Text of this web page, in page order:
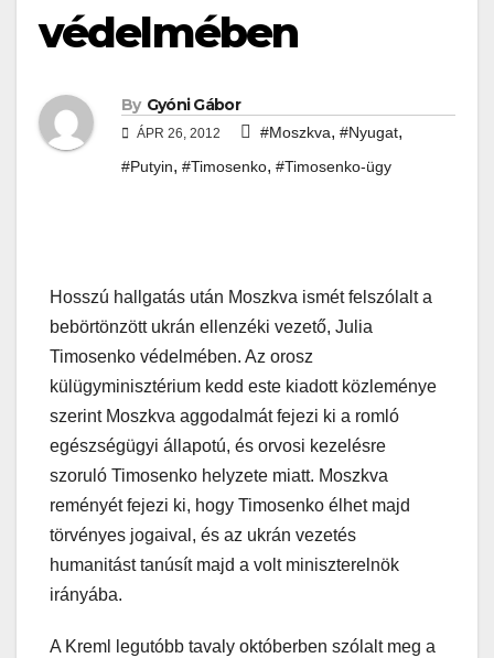
védelmében
By Gyóni Gábor
ÁPR 26, 2012 #Moszkva, #Nyugat,
#Putyin, #Timosenko, #Timosenko-ügy
Hosszú hallgatás után Moszkva ismét felszólalt a
bebörtönzött ukrán ellenzéki vezető, Julia
Timosenko védelmében. Az orosz
külügyminisztérium kedd este kiadott közleménye
szerint Moszkva aggodalmát fejezi ki a romló
egészségügyi állapotú, és orvosi kezelésre
szoruló Timosenko helyzete miatt. Moszkva
reményét fejezi ki, hogy Timosenko élhet majd
törvényes jogaival, és az ukrán vezetés
humanitást tanúsít majd a volt miniszterelnök
irányába.
A Kreml legutóbb tavaly októberben szólalt meg a